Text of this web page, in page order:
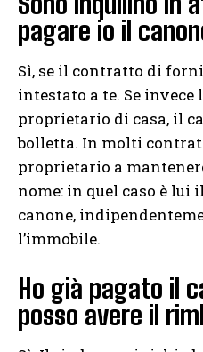
pagare io il
Sì, se il contratto di
intestato a te. Se invece
proprietario di casa, il
bolletta. In molti
proprietario a
nome: in quel caso è lui
canone,
l’immobile.
Ho già pagato il
posso avere il